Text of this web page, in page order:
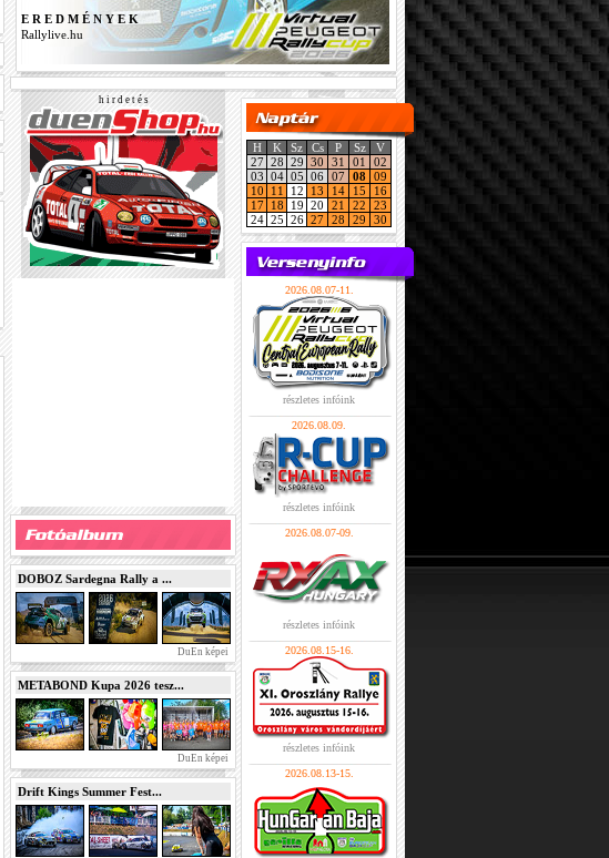
E R E D M É N Y E K
Rallylive.hu
h i r d e t é s
DOBOZ Sardegna Rally a ...
DuEn képei
METABOND Kupa 2026 tesz...
DuEn képei
Drift Kings Summer Fest...
H K Sz Cs P Sz
V
27 28 29 30 31 01
02
03 04 05 06 07 08 09
10
11 12 13 14 15
16
17
18 19 20 21 22
23
24 25 26 27 28 29 30
2026.08.07-11.
részletes infóink
2026.08.09.
részletes infóink
2026.08.07-09.
részletes infóink
2026.08.15-16.
részletes infóink
2026.08.13-15.